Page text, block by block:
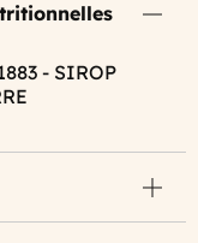
- SIROP